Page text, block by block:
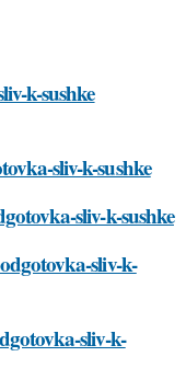
k-sushke
sliv-k-sushke
sliv-k-sushke
sliv-k-
sliv-k-